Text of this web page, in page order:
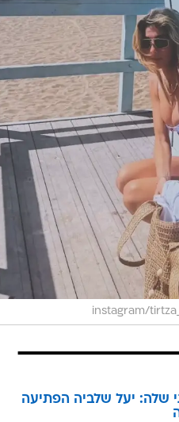
שלה: יעל שלביה הפתיעה